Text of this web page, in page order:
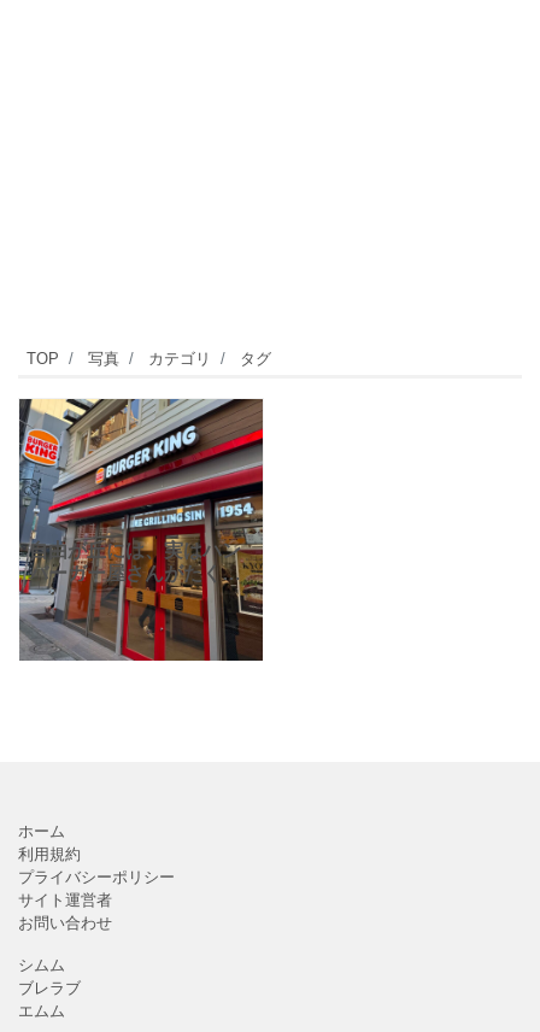
TOP 写真 カテゴリ タグ
自由が丘には、実はハン
バーガー屋さんがたくさ
んあるんです
『フレッ
シュネスバーガー 自由が
丘』さん、『マクドナル
ド 自由が丘駅前店』さ
ホーム
利用規約
プライバシーポリシー
サイト運営者
お問い合わせ
シムム
ブレラブ
エムム